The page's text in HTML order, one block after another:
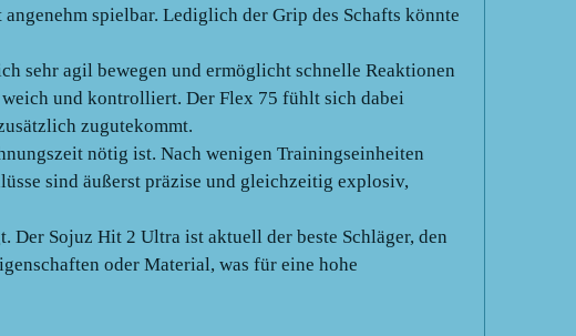
spielbar. Lediglich der Grip des Schafts könnte
sehr agil bewegen und ermöglicht schnelle Reaktionen
und kontrolliert. Der Flex 75 fühlt sich dabei
zugutekommt.
nötig ist. Nach wenigen Trainingseinheiten
sind äußerst präzise und gleichzeitig explosiv,
Sojuz Hit 2 Ultra ist aktuell der beste Schläger, den
oder Material, was für eine hohe